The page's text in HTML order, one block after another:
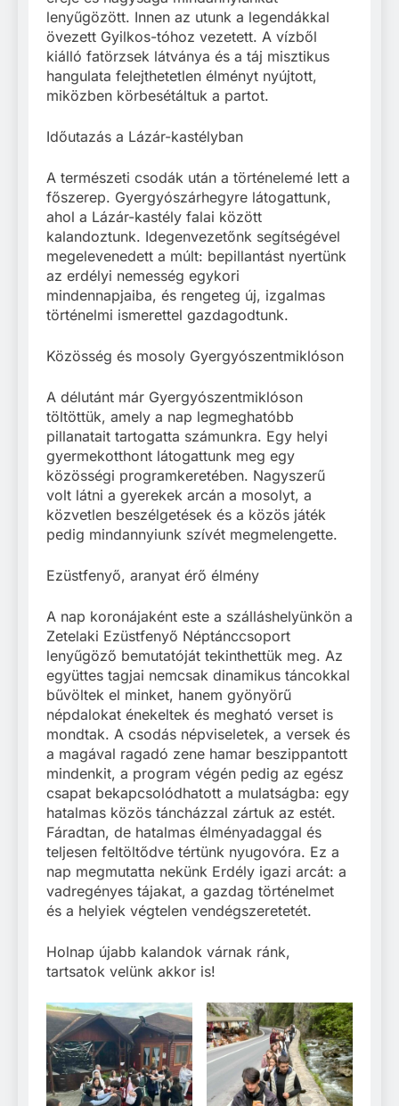
lenyűgözött. Innen az utunk a legendákkal
övezett Gyilkos-tóhoz vezetett. A vízből
kiálló fatörzsek látványa és a táj misztikus
hangulata felejthetetlen élményt nyújtott,
miközben körbesétáltuk a partot.
Időutazás a Lázár-kastélyban
A természeti csodák után a történelemé lett a
főszerep. Gyergyószárhegyre látogattunk,
ahol a Lázár-kastély falai között
kalandoztunk. Idegenvezetőnk segítségével
megelevenedett a múlt: bepillantást nyertünk
az erdélyi nemesség egykori
mindennapjaiba, és rengeteg új, izgalmas
történelmi ismerettel gazdagodtunk.
Közösség és mosoly Gyergyószentmiklóson
A délutánt már Gyergyószentmiklóson
töltöttük, amely a nap legmeghatóbb
pillanatait tartogatta számunkra. Egy helyi
gyermekotthont látogattunk meg egy
közösségi programkeretében. Nagyszerű
volt látni a gyerekek arcán a mosolyt, a
közvetlen beszélgetések és a közös játék
pedig mindannyiunk szívét megmelengette.
Ezüstfenyő, aranyat érő élmény
A nap koronájaként este a szálláshelyünkön a
Zetelaki Ezüstfenyő Néptánccsoport
lenyűgöző bemutatóját tekinthettük meg. Az
együttes tagjai nemcsak dinamikus táncokkal
bűvöltek el minket, hanem gyönyörű
népdalokat énekeltek és megható verset is
mondtak. A csodás népviseletek, a versek és
a magával ragadó zene hamar beszippantott
mindenkit, a program végén pedig az egész
csapat bekapcsolódhatott a mulatságba: egy
hatalmas közös táncházzal zártuk az estét.
Fáradtan, de hatalmas élményadaggal és
teljesen feltöltődve tértünk nyugovóra. Ez a
nap megmutatta nekünk Erdély igazi arcát: a
vadregényes tájakat, a gazdag történelmet
és a helyiek végtelen vendégszeretetét.
Holnap újabb kalandok várnak ránk,
tartsatok velünk akkor is!